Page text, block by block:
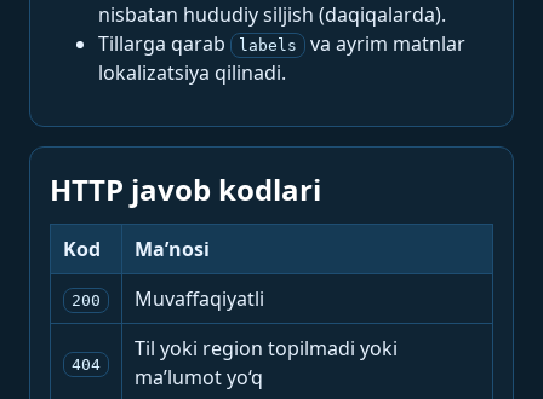
nisbatan hududiy siljish (daqiqalarda).
Tillarga qarab
labels
va ayrim matnlar
lokalizatsiya qilinadi.
HTTP javob kodlari
Kod Ma’nosi
200 Muvaffaqiyatli
404
Til yoki region topilmadi yoki
ma’lumot yo‘q